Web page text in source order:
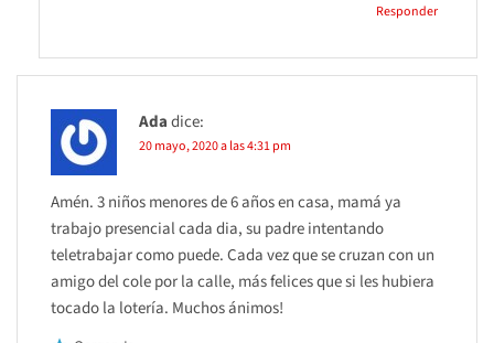
Responder
Adadice:
20 mayo, 2020 a las 4:31 pm
Amén. 3 niños menores de 6 años en casa, mamá ya
trabajo presencial cada dia, su padre intentando
teletrabajar como puede. Cada vez que se cruzan con un
amigo del cole por la calle, más felices que si les hubiera
tocado la lotería. Muchos ánimos!